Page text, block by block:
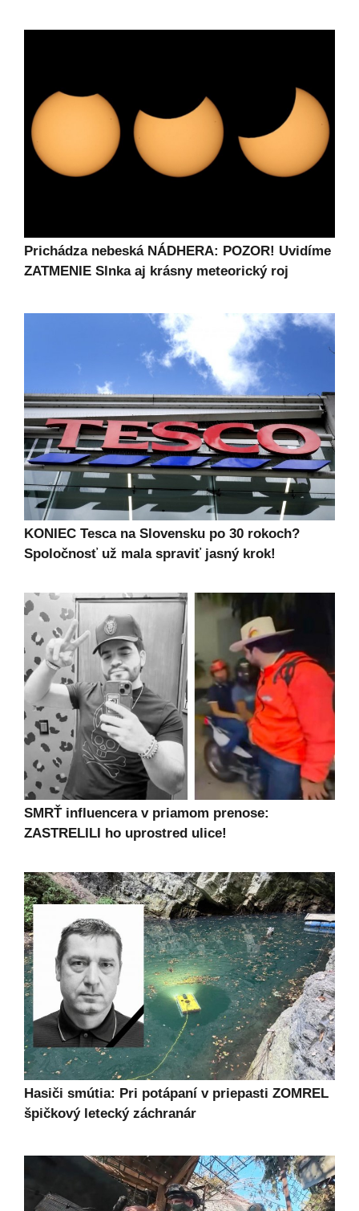
Prichádza nebeská NÁDHERA: POZOR! Uvidíme
ZATMENIE Slnka aj krásny meteorický roj
KONIEC Tesca na Slovensku po 30 rokoch?
Spoločnosť už mala spraviť jasný krok!
SMRŤ influencera v priamom prenose:
ZASTRELILI ho uprostred ulice!
Hasiči smútia: Pri potápaní v priepasti ZOMREL
špičkový letecký záchranár